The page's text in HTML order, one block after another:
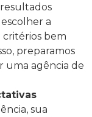
a
critérios bem
preparamos
uma agência de
sua